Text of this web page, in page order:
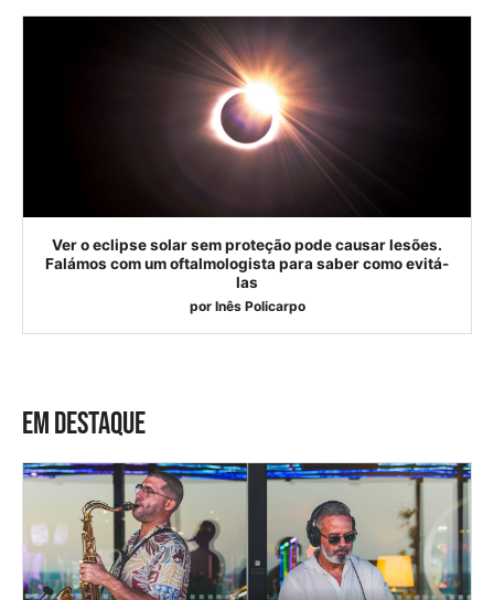
Ver o eclipse solar sem proteção pode causar lesões.
Falámos com um oftalmologista para saber como evitá-
las
por Inês Policarpo
EM DESTAQUE